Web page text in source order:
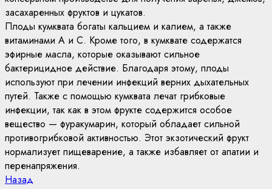
засахаренных фруктов и цукатов.
Плоды кумквата богаты кальцием и калием, а также
витаминами А и С. Кроме того, в кумквате содержатся
эфирные масла, которые оказывают сильное
бактерицидное действие. Благодаря этому, плоды
используют при лечении инфекций верних дыхательных
путей. Также с помощью кумквата лечат грибковые
инфекции, так как в этом фрукте содержится особое
вещество — фуракумарин, который обладает сильной
противогрибковой активностью. Этот экзотический фрукт
нормализует пищеварение, а также избавляет от апатии и
перенапряжения.
Continue
Назад